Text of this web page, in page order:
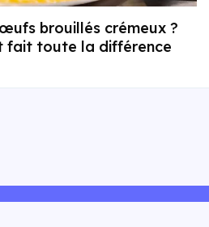
brouillés crémeux ?
fait toute la différence